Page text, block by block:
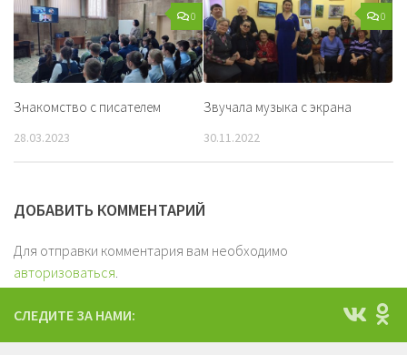
0
Знакомство с писателем
28.03.2023
0
Звучала музыка с экрана
30.11.2022
ДОБАВИТЬ КОММЕНТАРИЙ
Для отправки комментария вам необходимо
авторизоваться
СЛЕДИТЕ ЗА НАМИ: